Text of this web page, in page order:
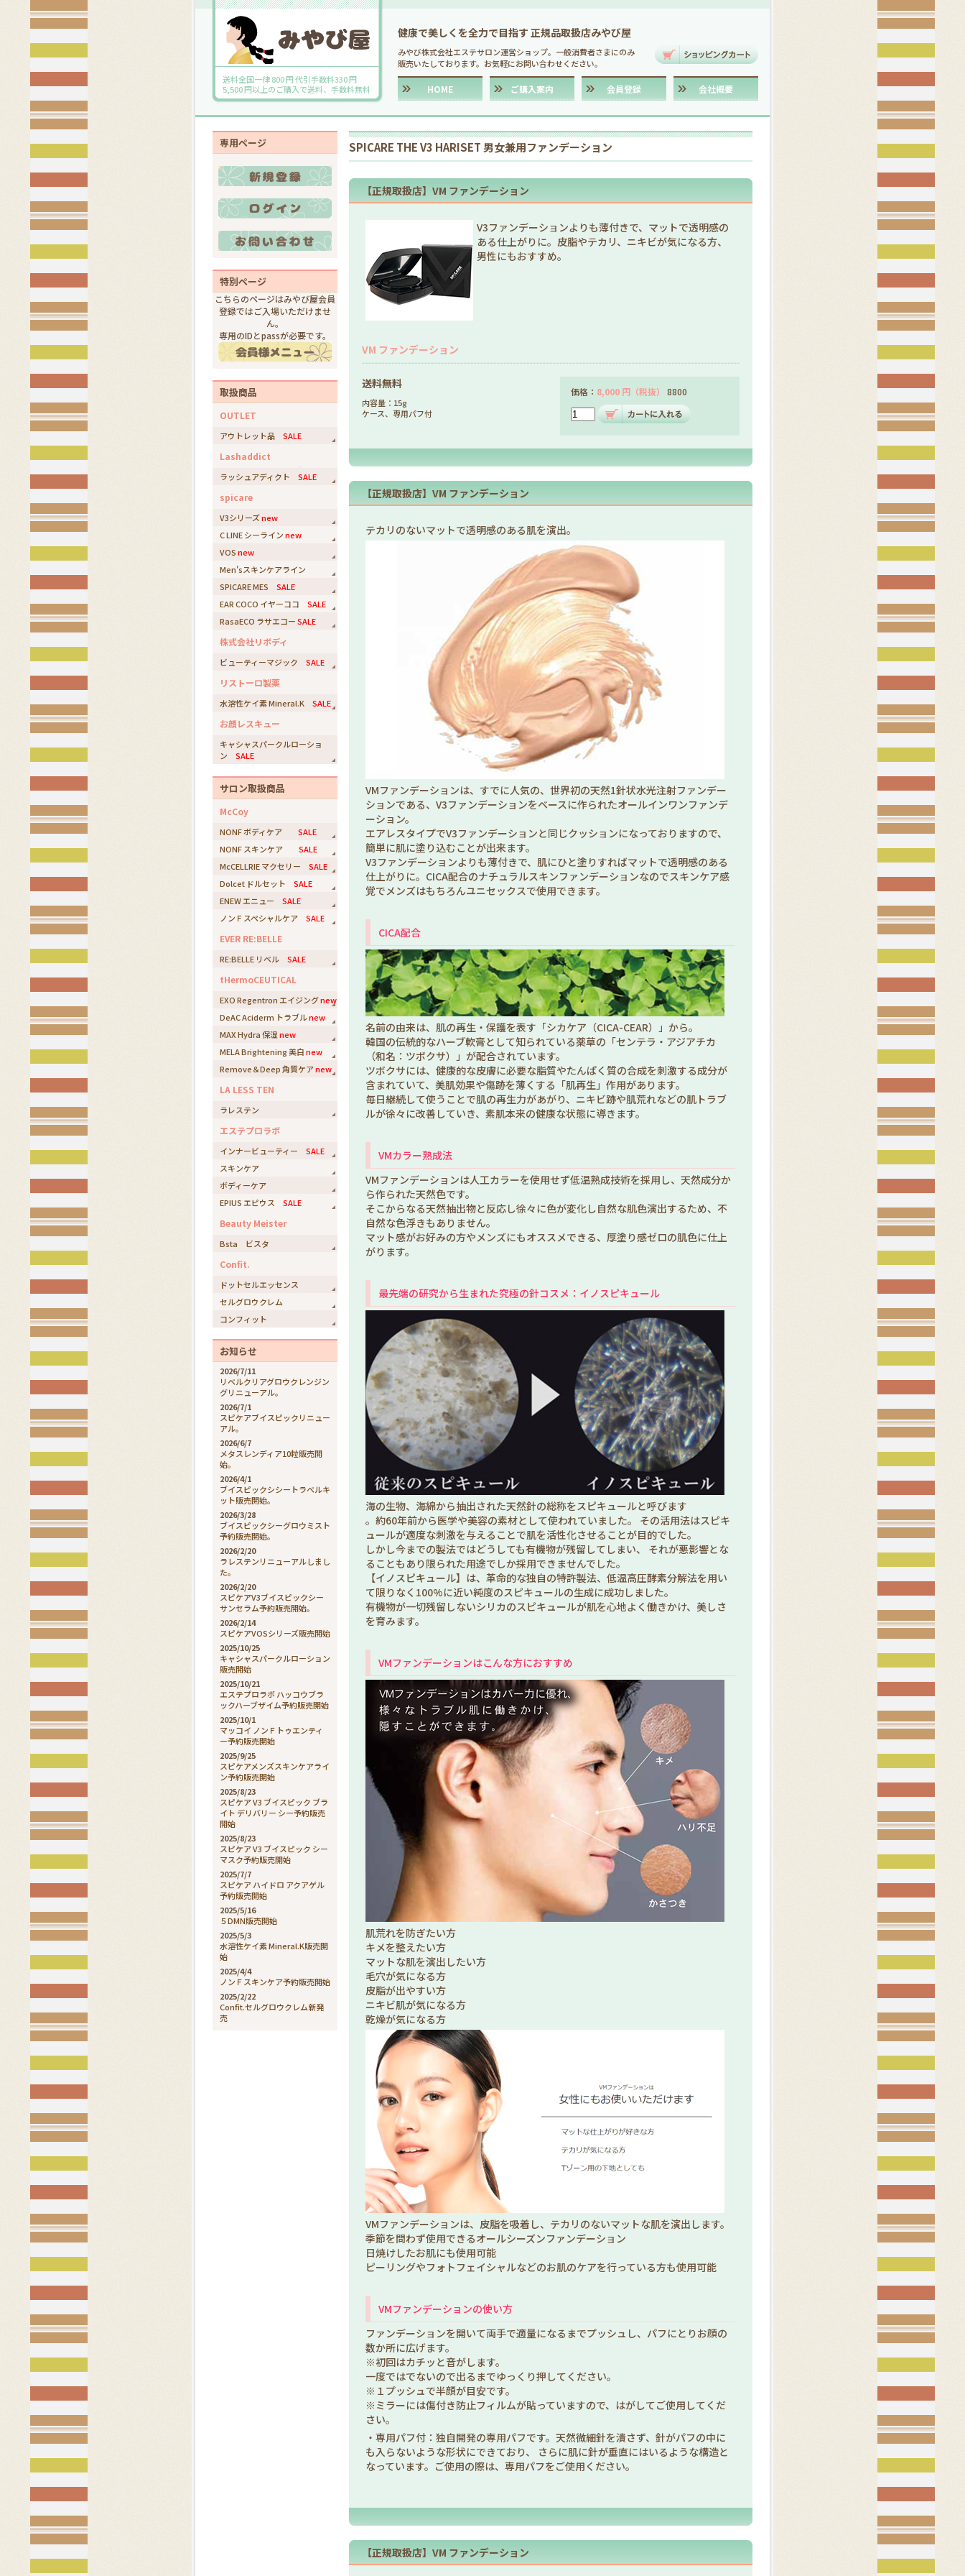
送料全国一律 800 円 代引手数料330 円
5,500 円以上のご購入で送料、手数料無料
健康で美しくを全力で目指す 正規品取扱店みやび屋
みやび株式会社エステサロン運営ショップ。一般消費者さまにのみ
販売いたしております。お気軽にお問い合わせください。
HOME ご購入案内 会員登録 会社概要
専用ページ
特別ページ
こちらのページはみやび屋会員
登録ではご入場いただけませ
ん。
専用のIDとpassが必要です。
取扱商品
OUTLET
アウトレット品 SALE
Lashaddict
ラッシュアディクト SALE
spicare
V3シリーズnew
C LINE シーラインnew
VOSnew
Men'sスキンケアライン
SPICARE MES SALE
EAR COCO イヤーココ SALE
RasaECO ラサエコーSALE
株式会社リボディ
ビューティーマジック SALE
リストーロ製薬
水溶性ケイ素 Mineral.K SALE
お顔レスキュー
キャシャスパークルローショ
ン SALE
サロン取扱商品
McCoy
NONF ボディケア SALE
NONF スキンケア SALE
McCELLRIE マクセリー SALE
Dolcet ドルセット SALE
ENEW エニュー SALE
ノンＦスペシャルケア SALE
EVER RE:BELLE
RE:BELLE リベル SALE
tHermoCEUTICAL
EXO Regentron エイジングnew
DeAC Aciderm トラブルnew
MAX Hydra 保湿new
MELA Brightening 美白new
Remove＆Deep 角質ケアnew
LA LESS TEN
ラレステン
エステプロラボ
インナービューティー SALE
スキンケア
ボディーケア
EPIUS エピウス SALE
Beauty Meister
Bsta ビスタ
Confit.
ドットセルエッセンス
セルグロウクレム
コンフィット
お知らせ
2026/7/11
リベルクリアグロウクレンジン
グリニューアル。
2026/7/1
スピケアブイスピックリニュー
アル。
2026/6/7
メタスレンディア10粒販売開
始。
2026/4/1
ブイスピックシシートラベルキ
ット販売開始。
2026/3/28
ブイスピックシーグロウミスト
予約販売開始。
2026/2/20
ラレステンリニューアルしまし
た。
2026/2/20
スピケアV3ブイスピックシー
サンセラム予約販売開始。
2026/2/14
スピケアVOSシリーズ販売開始
2025/10/25
キャシャスパークルローション
販売開始
2025/10/21
エステプロラボ ハッコウブラ
ックハーブザイム予約販売開始
2025/10/1
マッコイ ノンＦトゥエンティ
ー予約販売開始
2025/9/25
スピケアメンズスキンケアライ
ン予約販売開始
2025/8/23
スピケア V3 ブイスピック ブラ
イト デリバリー シー予約販売
開始
2025/8/23
スピケア V3 ブイスピック シー
マスク予約販売開始
2025/7/7
スピケア ハイドロ アクアゲル
予約販売開始
2025/5/16
５DMN販売開始
2025/5/3
水溶性ケイ素 Mineral.K販売開
始
2025/4/4
ノンＦスキンケア予約販売開始
2025/2/22
Confit.セルグロウクレム新発
売
SPICARE THE V3 HARISET 男女兼用ファンデーション
【正規取扱店】VM ファンデーション
V3ファンデーションよりも薄付きで、マットで透明感の
ある仕上がりに。皮脂やテカリ、ニキビが気になる方、
男性にもおすすめ。
VM ファンデーション
送料無料
内容量：15g
ケース、専用パフ付
価格： 8,000 円（税抜） 8800
【正規取扱店】VM ファンデーション
テカリのないマットで透明感のある肌を演出。
VMファンデーションは、すでに人気の、世界初の天然1針状水光注射ファンデー
ションである、V3ファンデーションをベースに作られたオールインワンファンデ
ーション。
エアレスタイプでV3ファンデーションと同じクッションになっておりますので、
簡単に肌に塗り込むことが出来ます。
V3ファンデーションよりも薄付きで、肌にひと塗りすればマットで透明感のある
仕上がりに。CICA配合のナチュラルスキンファンデーションなのでスキンケア感
覚でメンズはもちろんユニセックスで使用できます。
CICA配合
名前の由来は、肌の再生・保護を表す「シカケア（CICA-CEAR）」から。
韓国の伝統的なハーブ軟膏として知られている薬草の「センテラ・アジアチカ
（和名：ツボクサ）」が配合されています。
ツボクサには、健康的な皮膚に必要な脂質やたんぱく質の合成を刺激する成分が
含まれていて、美肌効果や傷跡を薄くする「肌再生」作用があります。
毎日継続して使うことで肌の再生力があがり、ニキビ跡や肌荒れなどの肌トラブ
ルが徐々に改善していき、素肌本来の健康な状態に導きます。
VMカラー熟成法
VMファンデーションは人工カラーを使用せず低温熟成技術を採用し、天然成分か
ら作られた天然色です。
そこからなる天然抽出物と反応し徐々に色が変化し自然な肌色演出するため、不
自然な色浮きもありません。
マット感がお好みの方やメンズにもオススメできる、厚塗り感ゼロの肌色に仕上
がります。
最先端の研究から生まれた究極の針コスメ：イノスピキュール
海の生物、海綿から抽出された天然針の総称をスピキュールと呼びます
。約60年前から医学や美容の素材として使われていました。 その活用法はスピキ
ュールが適度な刺激を与えることで肌を活性化させることが目的でした。
しかし今までの製法ではどうしても有機物が残留してしまい、 それが悪影響とな
ることもあり限られた用途でしか採用できませんでした。
【イノスピキュール】は、革命的な独自の特許製法、低温高圧酵素分解法を用い
て限りなく100%に近い純度のスピキュールの生成に成功しました。
有機物が一切残留しないシリカのスピキュールが肌を心地よく働きかけ、美しさ
を育みます。
VMファンデーションはこんな方におすすめ
肌荒れを防ぎたい方
キメを整えたい方
マットな肌を演出したい方
毛穴が気になる方
皮脂が出やすい方
ニキビ肌が気になる方
乾燥が気になる方
VMファンデーションは、皮脂を吸着し、テカリのないマットな肌を演出します。
季節を問わず使用できるオールシーズンファンデーション
日焼けしたお肌にも使用可能
ピーリングやフォトフェイシャルなどのお肌のケアを行っている方も使用可能
VMファンデーションの使い方
ファンデーションを開いて両手で適量になるまでプッシュし、パフにとりお顔の
数か所に広げます。
※初回はカチッと音がします。
一度ではでないので出るまでゆっくり押してください。
※１プッシュで半顔が目安です。
※ミラーには傷付き防止フィルムが貼っていますので、はがしてご使用してくだ
さい。
・専用パフ付：独自開発の専用パフです。天然微細針を潰さず、針がパフの中に
も入らないような形状にできており、 さらに肌に針が垂直にはいるような構造と
なっています。ご使用の際は、専用パフをご使用ください。
【正規取扱店】VM ファンデーション